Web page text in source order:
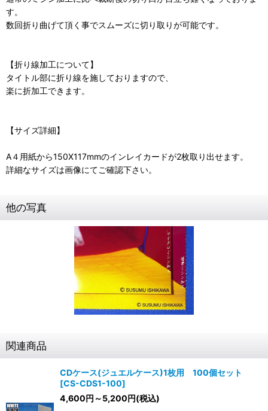
す。
数回折り曲げて頂く事でスムーズに切り取りが可能です。
【折り線加工について】
タイトル部に折り線を施しておりますので、
楽に折加工できます。
【サイズ詳細】
A４用紙から150X117mmのインレイカードが2枚取り出せます。
詳細なサイズは画像にてご確認下さい。
他の写真
関連商品
CDケース(ジュエルケース)1枚用 100個セット
[CS-CDS1-100]
4,600円 ～5,200円(税込)